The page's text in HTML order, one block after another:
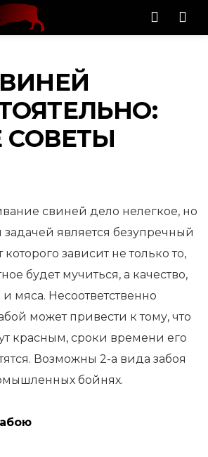
свиней дело нелегкое, но
является безупречный
которого зависит не только то,
будет мучиться, а качество,
и мяса. Несоответственно
может привести к тому, что
красным, сроки времени его
Возможны 2-а вида забоя
бойнях.